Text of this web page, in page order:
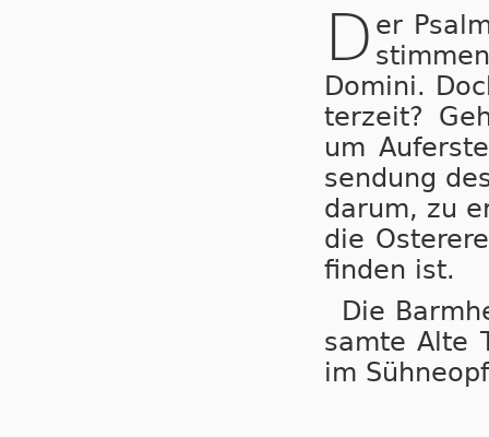
D er
Do­mi­ni.
ter­zeit?
um
sen­dung
da­rum, zu
die
fin­den ist.
Die
sam­te Al­te
im